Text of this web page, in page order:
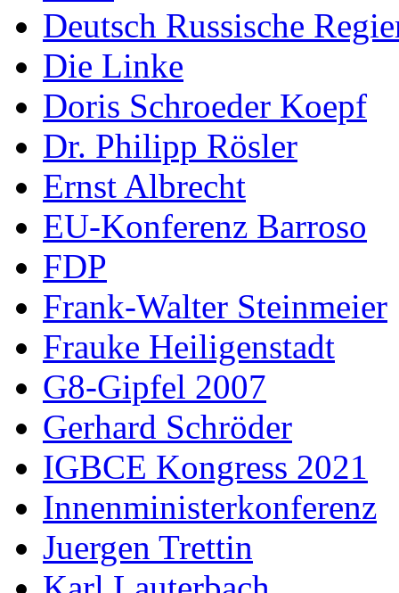
Deutsch Russische
Die Linke
Doris Schroeder Koepf
Dr. Philipp Rösler
Ernst Albrecht
EU-Konferenz Barroso
FDP
Frank-Walter Steinmeier
Frauke Heiligenstadt
G8-Gipfel 2007
Gerhard Schröder
IGBCE Kongress 2021
Innenministerkonferenz
Juergen Trettin